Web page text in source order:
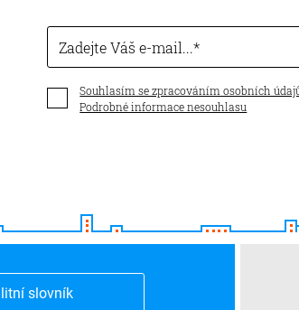
Zadejte Váš e-mail...
Souhlasím se zpracováním osobních
Podrobné informace nesouhlasu
slovník